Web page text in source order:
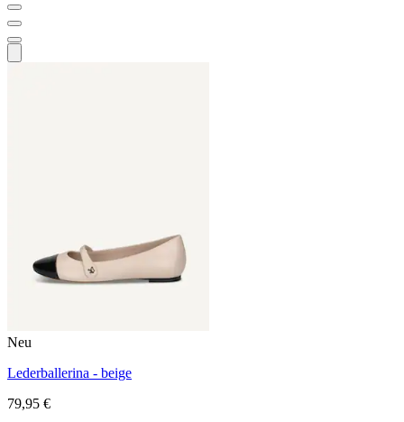
Neu
Lederballerina - beige
79,95 €